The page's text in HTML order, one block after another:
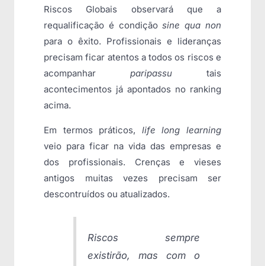
Riscos Globais observará que a
requalificação é condiçãosine qua non
para o êxito. Profissionais e lideranças
precisam ficar atentos a todos os riscos e
acompanhar paripassu tais
acontecimentos já apontados no ranking
acima.
Em termos práticos, life long learning
veio para ficar na vida das empresas e
dos profissionais. Crenças e vieses
antigos muitas vezes precisam ser
descontruídos ou atualizados.
Riscos sempre
existirão, mas com o